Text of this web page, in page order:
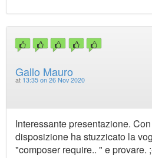
Gallo Mauro
at 13:35 on 26 Nov 2020
Interessante presentazione.
disposizione ha stuzzicato la
"composer require.. " e provare.